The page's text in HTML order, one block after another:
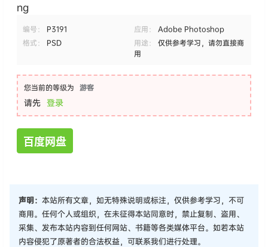
ng
编号： P3191 应用：
Adobe Photoshop
格式：
PSD 用途：
仅供参考学习，请勿直接商
用
您当前的等级为 游客
请先 登录
百度网盘
声明： 本站所有文章，如无特殊说明或标注，仅供参考学习，不可
商用。任何个人或组织，在未征得本站同意时，禁止复制、盗用、
采集、发布本站内容到任何网站、书籍等各类媒体平台。如若本站
内容侵犯了原著者的合法权益，可联系我们进行处理。